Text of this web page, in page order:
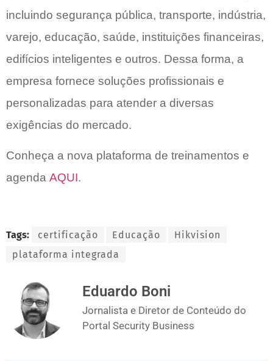
incluindo segurança pública, transporte, indústria,
varejo, educação, saúde, instituições financeiras,
edifícios inteligentes e outros. Dessa forma, a
empresa fornece soluções profissionais e
personalizadas para atender a diversas
exigências do mercado.
Conheça a nova plataforma de treinamentos e
agenda AQUI.
Tags: certificação Educação
Hikvision
plataforma integrada
Eduardo Boni
Jornalista e Diretor de Conteúdo do
Portal Security Business